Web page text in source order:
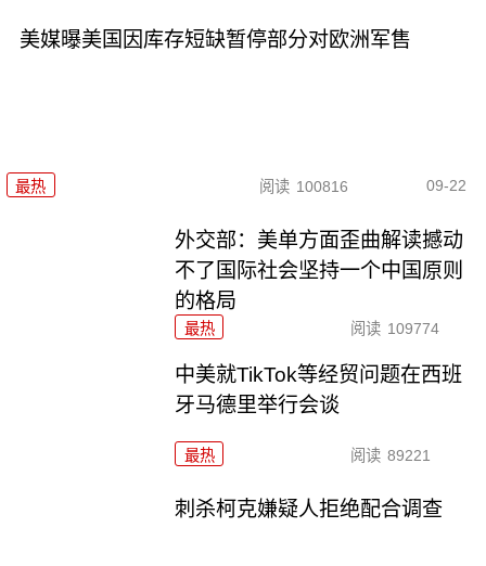
美媒曝美国因库存短缺暂停部分对欧洲军售
最热 阅读 100816 09-22
外交部：美单方面歪曲解读撼动
不了国际社会坚持一个中国原则
的格局
最热 阅读 109774
中美就TikTok等经贸问题在西班
牙马德里举行会谈
最热 阅读 89221
刺杀柯克嫌疑人拒绝配合调查